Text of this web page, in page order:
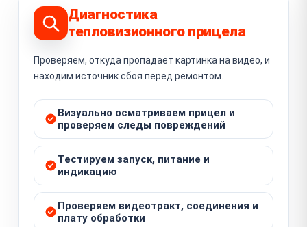
Диагностика
тепловизионного прицела
Проверяем, откуда пропадает картинка на видео, и
находим источник сбоя перед ремонтом.
Визуально осматриваем прицел и
проверяем следы повреждений
Тестируем запуск, питание и
индикацию
Проверяем видеотракт, соединения и
плату обработки